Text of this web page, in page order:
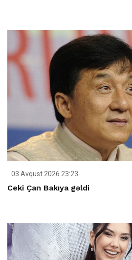
03 Avqust 2026 23:23
Ceki Çan Bakıya gəldi